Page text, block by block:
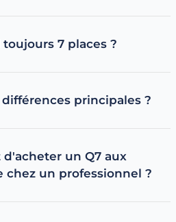
double.
: idéale pour un usage
réguliers en électrique.
7 places ?
principales ?
un Q7 aux
un professionnel ?